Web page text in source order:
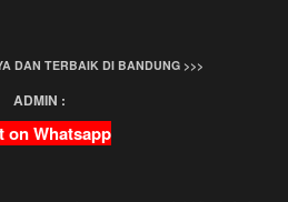
DAN TERBAIK DI BANDUNG >>>
ADMIN :
on Whatsapp